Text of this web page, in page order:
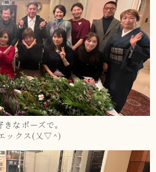
きなポーズで。
ックス(乂▽^)